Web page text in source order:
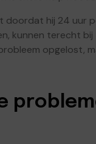
hij 24 uur
kunnen terecht bij
opgelost,